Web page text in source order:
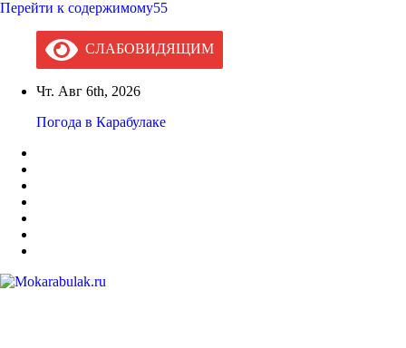
Перейти к содержимому55
СЛАБОВИДЯЩИМ
Чт. Авг 6th, 2026
Погода в Карабулаке